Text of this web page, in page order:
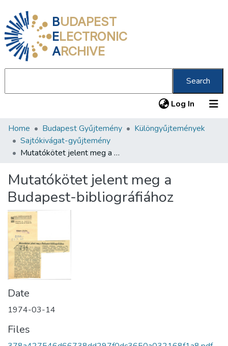
BUDAPEST
ELECTRONIC
ARCHIVE
Search
Log In (current)
Communities & Collections
All of DSpace
About us
Home Budapest Gyűjtemény
Különgyűjtemények
Sajtókivágat-gyűjtemény
Mutatókötet jelent meg a Budapest-bibliográfiához
Mutatókötet jelent meg a
Budapest-bibliográfiához
Date
1974-03-14
Files